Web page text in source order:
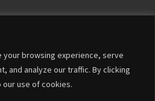
your browsing experience, serve
and analyze our traffic. By clicking
our use of cookies.